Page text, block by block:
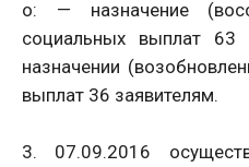
о: — назначение
социальных выплат
назначении
выплат 36 заявителям.
3. 07.09.2016